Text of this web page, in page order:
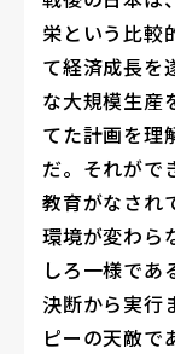
栄という比較
て経済成長を
な大規模生産
てた計画を理
だ。それがで
教育がなされ
環境が変わら
しろ一様であ
決断から実行
ピーの天敵で